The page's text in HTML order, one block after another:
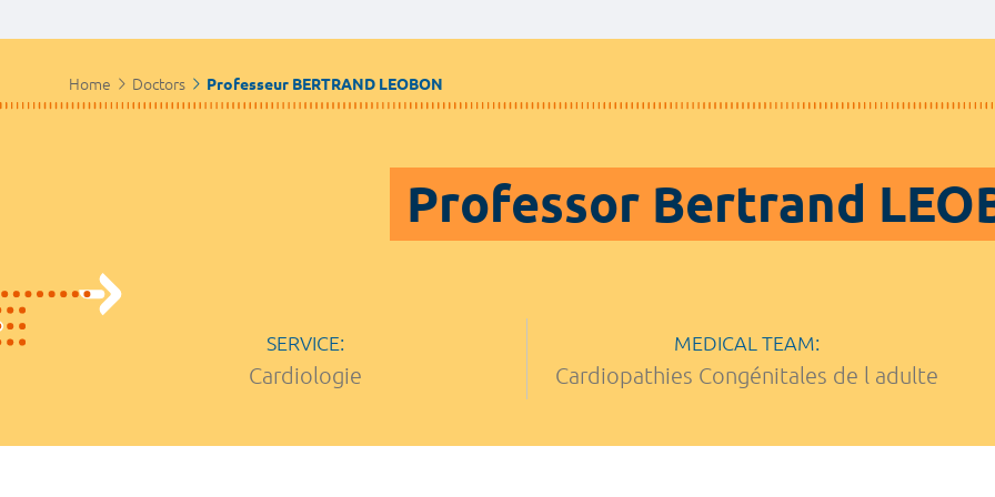
Home Doctors Professeur BERTRAND LEOBON
Professor Bertrand
SERVICE:
Cardiologie
MEDICAL TEAM:
Cardiopathies Congénitales de l adulte